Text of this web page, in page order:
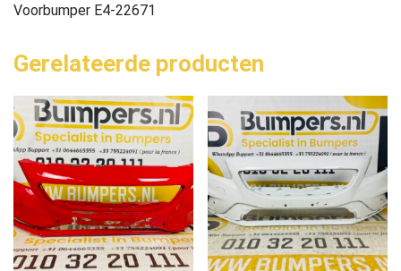
Voorbumper E4-22671
Gerelateerde producten